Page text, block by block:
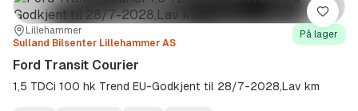
Sted:Lillehammer
Forhandler:
Sulland Bilsenter Lillehammer AS
På lager
Ford Transit Courier
1,5 TDCi 100 hk Trend EU-Godkjent til 28/7-2028,Lav km
Lagre